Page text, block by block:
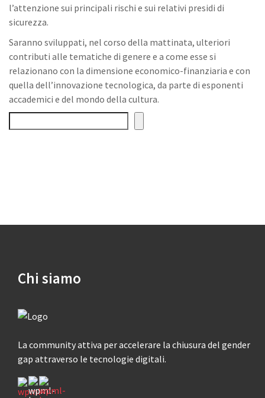
l’attenzione sui principali rischi e sui relativi presidi di
sicurezza.
Saranno sviluppati, nel corso della mattinata, ulteriori
contributi alle tematiche di genere e a come esse si
relazionano con la dimensione economico-finanziaria e con
quella dell’innovazione tecnologica, da parte di esponenti
accademici e del mondo della cultura.
Chi siamo
La community attiva per accelerare la chiusura del gender
gap attraverso le tecnologie digitali.